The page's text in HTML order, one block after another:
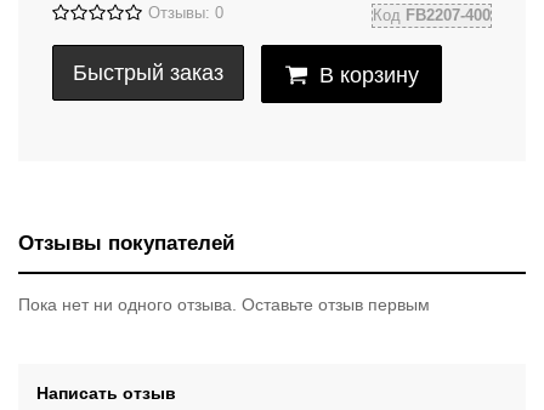
Отзывы: 0 Код FB2207-400
Быстрый заказ В корзину
Отзывы покупателей
Пока нет ни одного отзыва. Оставьте отзыв первым
Написать отзыв